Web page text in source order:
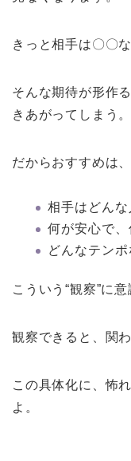
きっと相手は〇〇
そんな期待が形作
きあがってしまう。
だからおすすめは
相手はどんな
何が安心で
どんなテン
こういう“観察”に
観察できると、関
この具体化に、怖
よ。